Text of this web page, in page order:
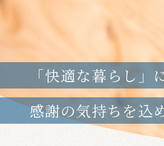
「快適な暮らし」
感謝の気持ちを込